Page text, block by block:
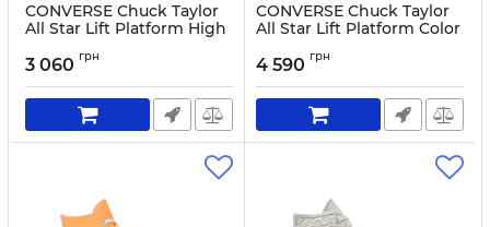
CONVERSE Chuck Taylor
All Star Lift Platform High
Black
Артикул: 0000303745189-28.1_2
3 060 грн
CONVERSE Chuck Taylor
All Star Lift Platform Color
Артикул: 0000303742577-36
4 590 грн